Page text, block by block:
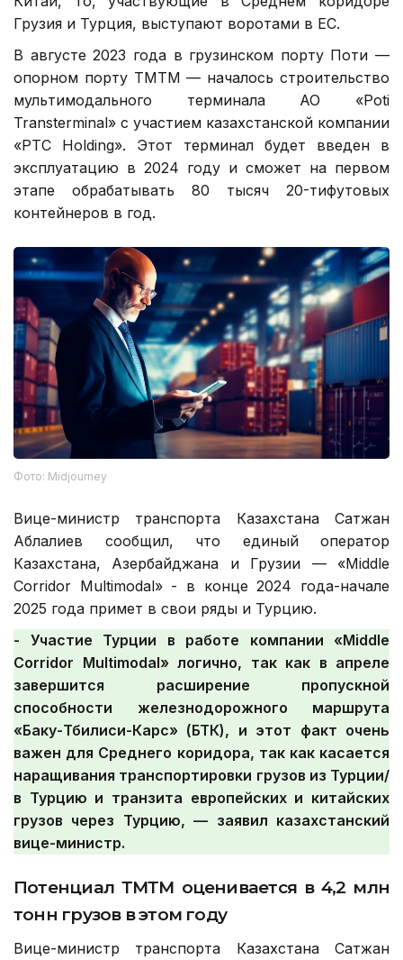
Грузия и Турция, выступают воротами в ЕС.
В августе 2023 года в грузинском порту Поти —
опорном порту ТМТМ — началось строительство
мультимодального терминала АО «Poti
Transterminal» с участием казахстанской компании
«PTC Holding». Этот терминал будет введен в
эксплуатацию в 2024 году и сможет на первом
этапе обрабатывать 80 тысяч 20-тифутовых
контейнеров в год.
Фото: Midjourney
Вице-министр транспорта Казахстана Сатжан
Аблалиев сообщил, что единый оператор
Казахстана, Азербайджана и Грузии — «Middle
Corridor Multimodal» - в конце 2024 года-начале
2025 года примет в свои ряды и Турцию.
- Участие Турции в работе компании «Middle
Corridor Multimodal» логично, так как в апреле
завершится расширение пропускной
способности железнодорожного маршрута
«Баку-Тбилиси-Карс» (БТК), и этот факт очень
важен для Среднего коридора, так как касается
наращивания транспортировки грузов из Турции/
в Турцию и транзита европейских и китайских
грузов через Турцию, — заявил казахстанский
вице-министр.
Потенциал ТМТМ оценивается в 4,2 млн
тонн грузов в этом году
Вице-министр транспорта Казахстана Сатжан